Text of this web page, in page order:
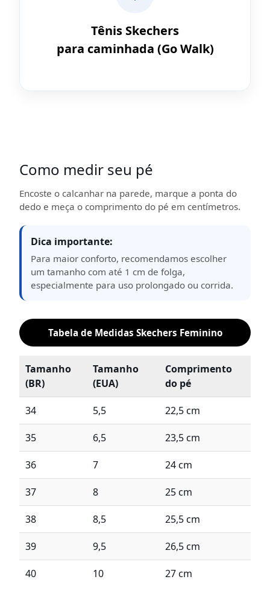
Tênis Skechers
para caminhada (Go Walk)
Como medir seu pé
Encoste o calcanhar na parede, marque a ponta do
dedo e meça o comprimento do pé em centímetros.
Dica importante:
Para maior conforto, recomendamos escolher
um tamanho com até 1 cm de folga,
especialmente para uso prolongado ou corrida.
Tabela de Medidas Skechers Feminino
Tamanho
(BR)
Tamanho
(EUA)
Comprimento
do pé
34 5,5 22,5 cm
35 6,5 23,5 cm
36 7 24 cm
37 8 25 cm
38 8,5 25,5 cm
39 9,5 26,5 cm
40 10 27 cm